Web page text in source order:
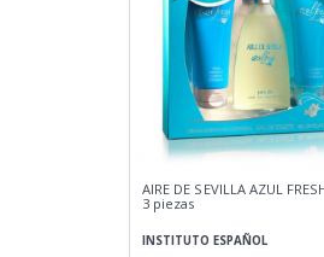
AIRE DE SEVILLA AZUL
3 piezas
INSTITUTO ESPAÑOL